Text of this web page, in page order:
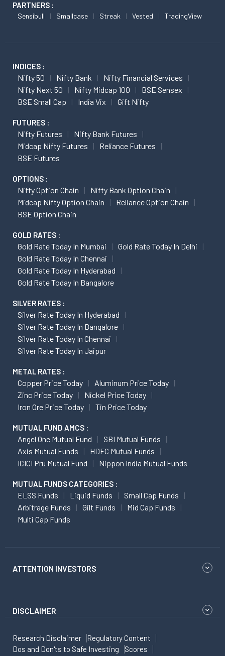
PARTNERS :
Sensibull Smallcase Streak Vested TradingView
INDICES :
Nifty 50 Nifty Bank
Nifty Financial Services
Nifty Next 50
Nifty Midcap 100
BSE Sensex
BSE Small Cap
India Vix Gift Nifty
FUTURES :
Nifty Futures
Nifty Bank Futures
Midcap Nifty Futures
Reliance Futures
BSE Futures
OPTIONS :
Nifty Option Chain
Nifty Bank Option Chain
Midcap Nifty Option Chain
Reliance Option Chain
BSE Option Chain
GOLD RATES :
Gold Rate Today In Mumbai
Gold Rate Today In Delhi
Gold Rate Today In Chennai
Gold Rate Today In Hyderabad
Gold Rate Today In Bangalore
SILVER RATES :
Silver Rate Today In Hyderabad
Silver Rate Today In Bangalore
Silver Rate Today In Chennai
Silver Rate Today In Jaipur
METAL RATES :
Copper Price Today
Aluminum Price Today
Zinc Price Today
Nickel Price Today
Iron Ore Price Today
Tin Price Today
MUTUAL FUND AMCS :
Angel One Mutual Fund
SBI Mutual Funds
Axis Mutual Funds
HDFC Mutual Funds
ICICI Pru Mutual Fund
Nippon India Mutual Funds
MUTUAL FUNDS CATEGORIES :
ELSS Funds Liquid Funds
Small Cap Funds
Arbitrage Funds
Gilt Funds
Mid Cap Funds
Multi Cap Funds
ATTENTION INVESTORS
DISCLAIMER
Research Disclaimer
Regulatory Content
Dos and Don'ts to Safe Investing
Scores